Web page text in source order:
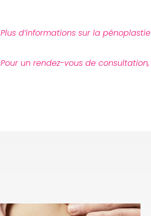
Plus d’informations sur la
Pour un rendez-vous de